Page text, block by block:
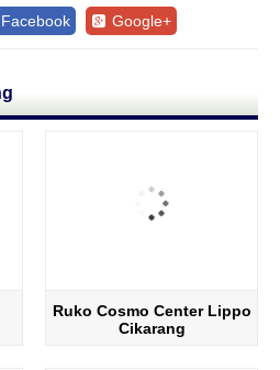
Facebook Google+
Ruko Cosmo Center Lippo
Cikarang